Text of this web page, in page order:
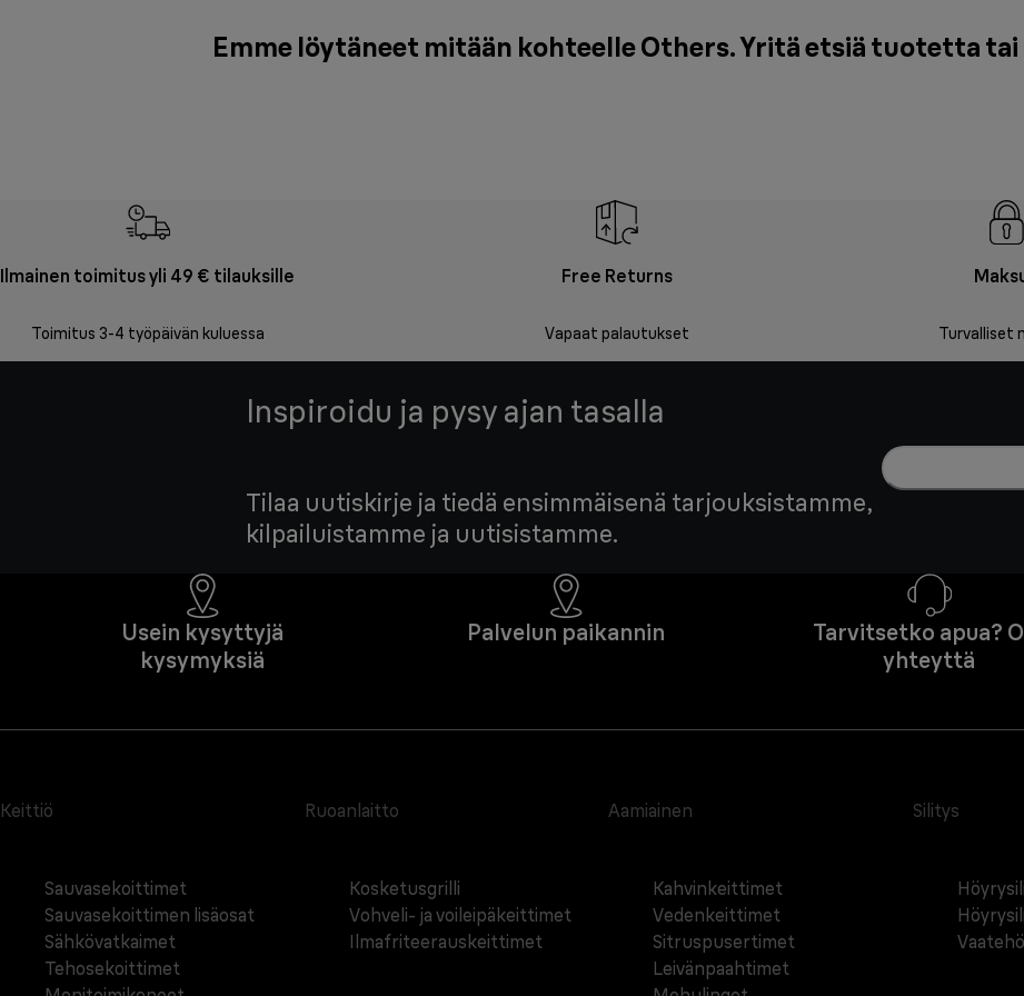
Emme löytäneet mitään kohteelle Others. Yritä etsiä tuotetta tai
Ilmainen toimitus yli 49 € tilauksille
Toimitus 3-4 työpäivän kuluessa
Free Returns
Vapaat palautukset Turvalliset
Inspiroidu ja pysy ajan tasalla
Tilaa uutiskirje ja tiedä ensimmäisenä tarjouksistamme,
kilpailuistamme ja uutisistamme.
Usein kysyttyjä
kysymyksiä
Palvelun paikannin
Tarvitsetko apua?
yhteyttä
Keittiö
Sauvasekoittimet
Sauvasekoittimen lisäosat
Sähkövatkaimet
Tehosekoittimet
Ruoanlaitto
Kosketusgrilli
Vohveli- ja voileipäkeittimet
Ilmafriteerauskeittimet
Aamiainen
Kahvinkeittimet
Vedenkeittimet
Sitruspusertimet
Leivänpaahtimet
Silitys